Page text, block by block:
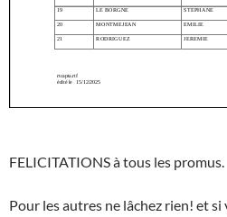
FELICITATIONS à tous les promus.
Pour les autres ne lâchez rien! et si